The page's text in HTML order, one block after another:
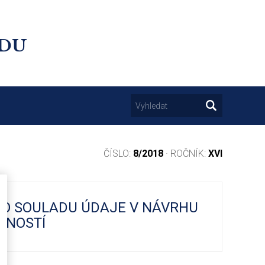
ČÍSLO: 8/2018 · ROČNÍK: XVI
SOULADU ÚDAJE V NÁVRHU